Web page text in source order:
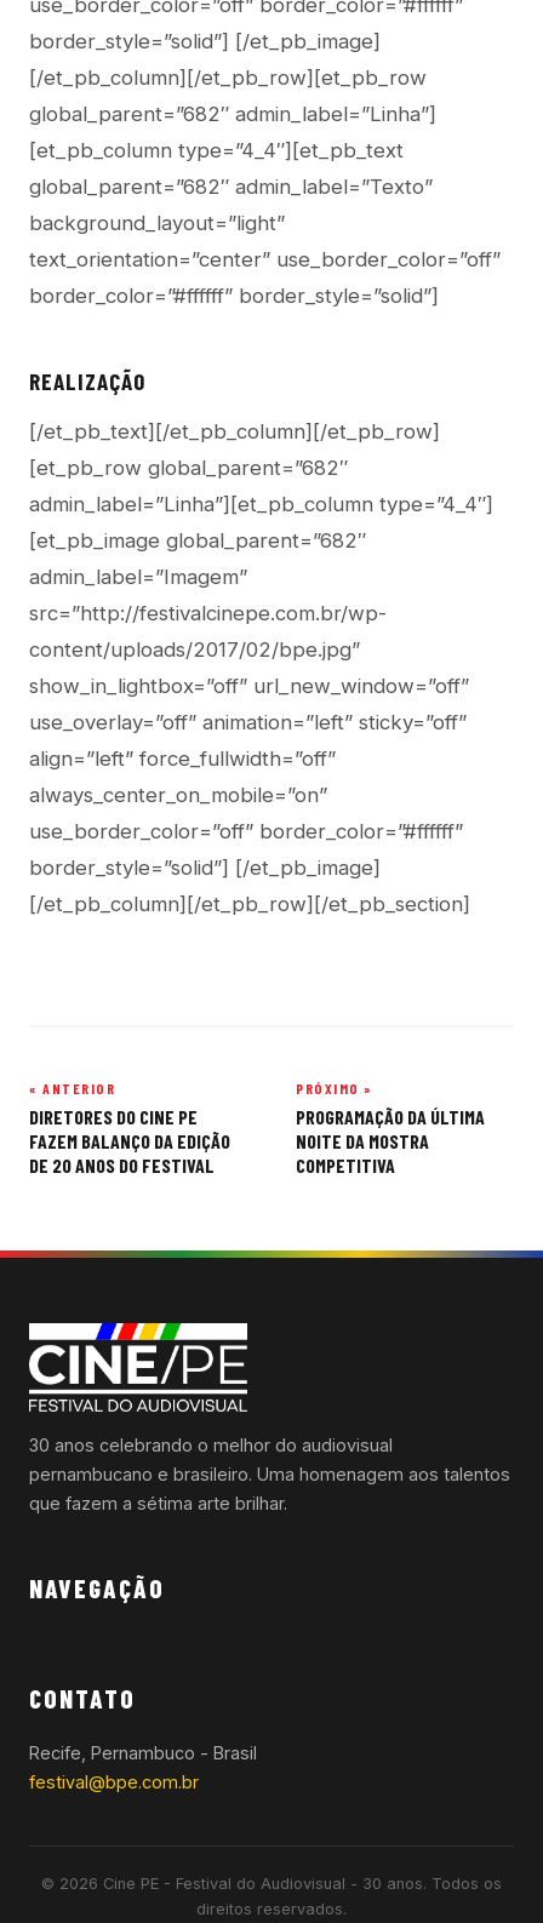
use_border_color=”off” border_color=”#ffffff”
border_style=”solid”] [/et_pb_image]
[/et_pb_column][/et_pb_row][et_pb_row
global_parent=”682″ admin_label=”Linha”]
[et_pb_column type=”4_4″][et_pb_text
global_parent=”682″ admin_label=”Texto”
background_layout=”light”
text_orientation=”center” use_border_color=”off”
border_color=”#ffffff” border_style=”solid”]
REALIZAÇÃO
[/et_pb_text][/et_pb_column][/et_pb_row]
[et_pb_row global_parent=”682″
admin_label=”Linha”][et_pb_column type=”4_4″]
[et_pb_image global_parent=”682″
admin_label=”Imagem”
src=”http://festivalcinepe.com.br/wp-
content/uploads/2017/02/bpe.jpg”
show_in_lightbox=”off” url_new_window=”off”
use_overlay=”off” animation=”left” sticky=”off”
align=”left” force_fullwidth=”off”
always_center_on_mobile=”on”
use_border_color=”off” border_color=”#ffffff”
border_style=”solid”] [/et_pb_image]
[/et_pb_column][/et_pb_row][/et_pb_section]
Navegação
de
« ANTERIOR
DIRETORES DO CINE PE
FAZEM BALANÇO DA EDIÇÃO
DE 20 ANOS DO FESTIVAL
PRÓXIMO »
PROGRAMAÇÃO DA ÚLTIMA
NOITE DA MOSTRA
COMPETITIVA
30 anos celebrando o melhor do audiovisual
pernambucano e brasileiro. Uma homenagem aos talentos
que fazem a sétima arte brilhar.
NAVEGAÇÃO
CONTATO
Recife, Pernambuco - Brasil
festival@bpe.com.br
© 2026 Cine PE - Festival do Audiovisual - 30 anos. Todos os
direitos reservados.